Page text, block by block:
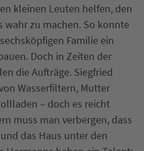
kleinen Leuten helfen, den
wahr zu machen. So konnte
Familie ein
Doch in Zeiten der
die Aufträge. Siegfried
Wasserfiltern, Mutter
– doch es reicht
muss man verbergen, dass
das Haus unter den